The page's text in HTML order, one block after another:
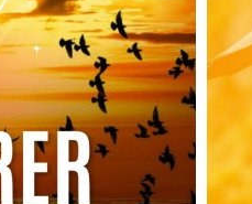
site Web, s’il n’y a
qu’il soit visité, il
de l’océan.